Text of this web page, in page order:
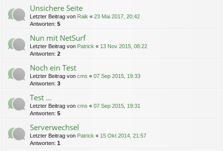
Unsichere Seite
Letzter Beitrag von Raik « 23 Mai 2017, 20:42
Antworten: 5
Nun mit NetSurf
Letzter Beitrag von Patrick « 13 Nov 2015, 08:22
Antworten: 2
Noch ein Test
Letzter Beitrag von cms « 07 Sep 2015, 19:33
Antworten: 3
Test ...
Letzter Beitrag von cms « 07 Sep 2015, 19:31
Antworten: 5
Serverwechsel
Letzter Beitrag von Patrick « 15 Okt 2014, 21:57
Antworten: 1